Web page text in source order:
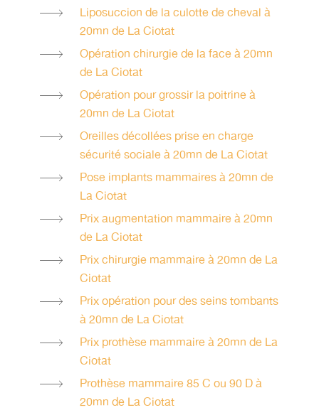
Liposuccion de la culotte de cheval à
20mn de La Ciotat
Opération chirurgie de la face à 20mn
de La Ciotat
Opération pour grossir la poitrine à
20mn de La Ciotat
Oreilles décollées prise en charge
sécurité sociale à 20mn de La Ciotat
Pose implants mammaires à 20mn de
La Ciotat
Prix augmentation mammaire à 20mn
de La Ciotat
Prix chirurgie mammaire à 20mn de La
Ciotat
Prix opération pour des seins tombants
à 20mn de La Ciotat
Prix prothèse mammaire à 20mn de La
Ciotat
Prothèse mammaire 85 C ou 90 D à
20mn de La Ciotat